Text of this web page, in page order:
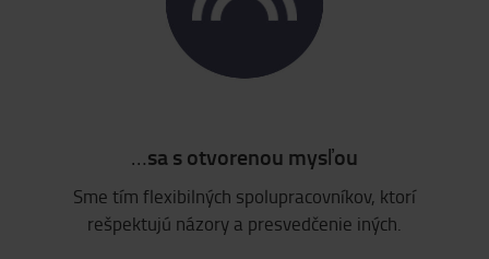
…sa s otvorenou mysľou
Sme tím flexibilných spolupracovníkov, ktorí
rešpektujú názory a presvedčenie iných.